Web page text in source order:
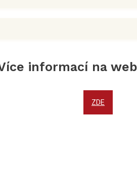
informací na
ZDE